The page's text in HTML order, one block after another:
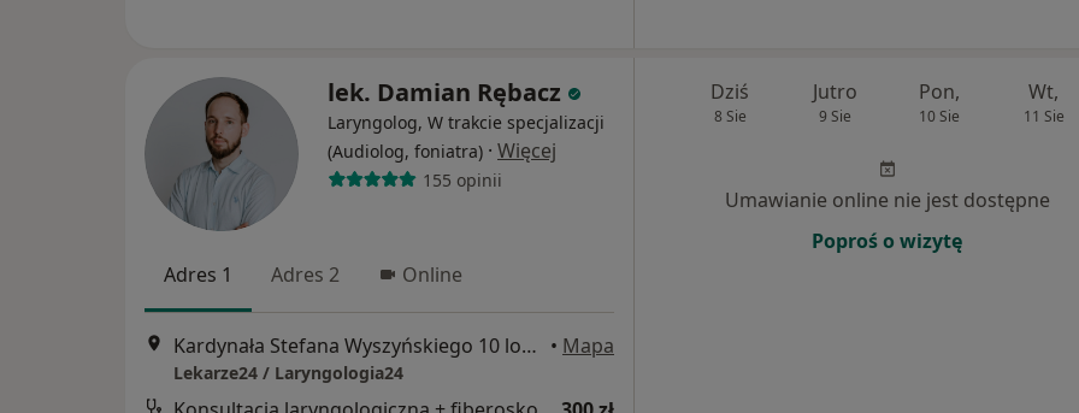
lek. Damian Rębacz
Laryngolog, W trakcie specjalizacji
(Audiolog, foniatra) · Więcej
155 opinii
Adres 1 Adres 2 Online
Kardynała Stefana Wyszyńskiego 10 lok. U8, Białystok • Mapa
Lekarze24 / Laryngologia24
Dziś
8 Sie
Jutro
9 Sie
Pon,
10 Sie
Wt,
11 Sie
Umawianie online nie jest dostępne
Poproś o wizytę